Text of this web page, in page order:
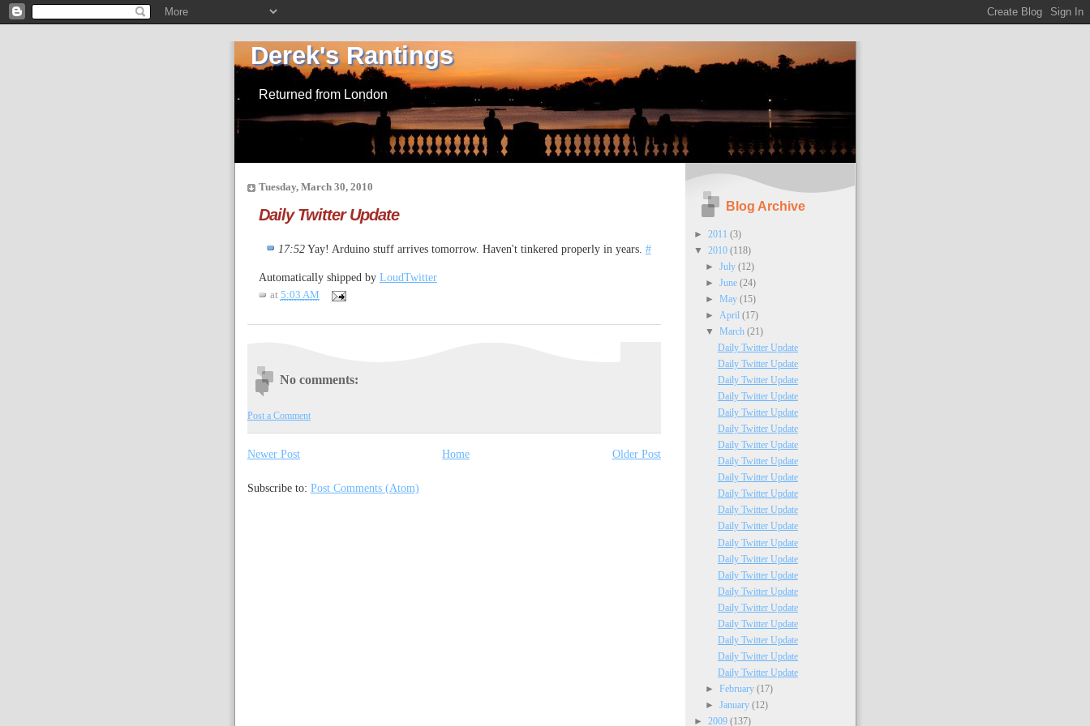
Derek's Rantings
Returned from London
Tuesday, March 30, 2010
Daily Twitter Update
17:52Yay! Arduino stuff arrives tomorrow. Haven't tinkered properly in years. #
Automatically shipped by LoudTwitter
at 5:03 AM
No comments:
Post a Comment
Newer Post Older Post
Home
Subscribe to: Post Comments (Atom)
Blog Archive
► 2011 (3)
▼ 2010 (118)
►July(12)
►June(24)
►May(15)
►April(17)
▼March(21)
Daily Twitter Update
Daily Twitter Update
Daily Twitter Update
Daily Twitter Update
Daily Twitter Update
Daily Twitter Update
Daily Twitter Update
Daily Twitter Update
Daily Twitter Update
Daily Twitter Update
Daily Twitter Update
Daily Twitter Update
Daily Twitter Update
Daily Twitter Update
Daily Twitter Update
Daily Twitter Update
Daily Twitter Update
Daily Twitter Update
Daily Twitter Update
Daily Twitter Update
Daily Twitter Update
►February(17)
►January(12)
► 2009 (137)